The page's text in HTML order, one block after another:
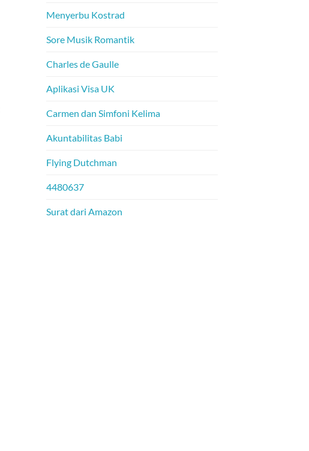
Menyerbu Kostrad
Sore Musik Romantik
Charles de Gaulle
Aplikasi Visa UK
Carmen dan Simfoni Kelima
Akuntabilitas Babi
Flying Dutchman
4480637
Surat dari Amazon